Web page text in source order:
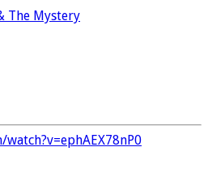
The Mystery